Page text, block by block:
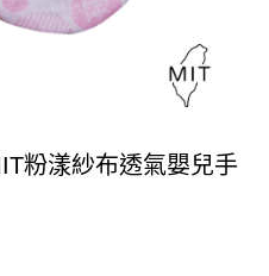
粉漾紗布透氣嬰兒手